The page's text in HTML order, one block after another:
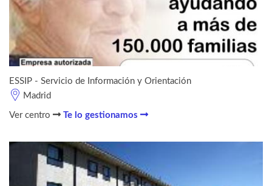
ESSIP - Servicio de Información y Orientación
Madrid
Ver centro Te lo gestionamos